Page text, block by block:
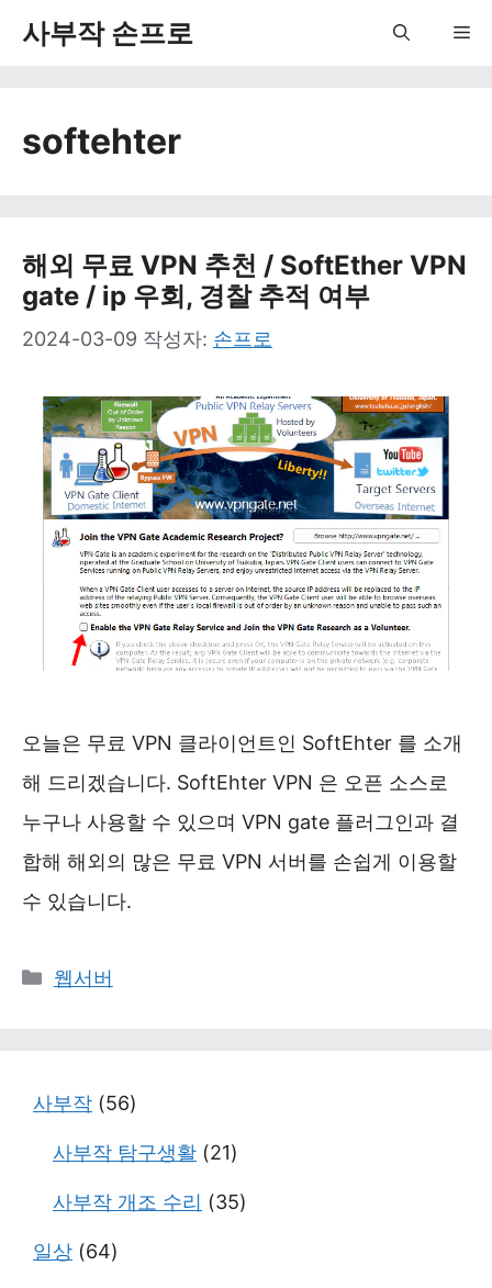
사부작 손프로
softehter
해외 무료 VPN 추천 / SoftEther VPN
gate / ip 우회, 경찰 추적 여부
2024-03-09 작성자: 손프로
오늘은 무료 VPN 클라이언트인 SoftEhter 를 소개
해 드리겠습니다. SoftEhter VPN 은 오픈 소스로
누구나 사용할 수 있으며 VPN gate 플러그인과 결
합해 해외의 많은 무료 VPN 서버를 손쉽게 이용할
수 있습니다.
카
웹서버
사부작 (56)
사부작 탐구생활 (21)
사부작 개조 수리 (35)
일상 (64)